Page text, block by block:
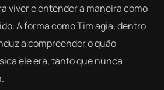
viver e entender a maneira como
A forma como Tim agia, dentro
a compreender o quão
ele era, tanto que nunca